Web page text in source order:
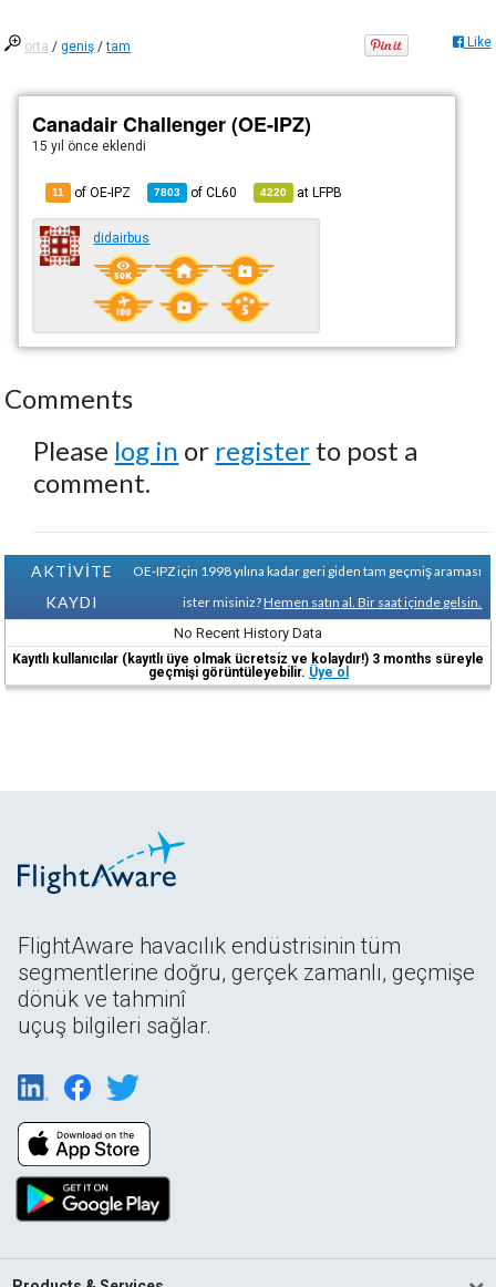
orta /geniş /tam Like
Canadair Challenger (OE-IPZ)
15 yıl önce eklendi
11 of OE-IPZ 7803 ofCL60 4220 atLFPB
didairbus
Comments
Please log in or register to post a
comment.
AKTİVİTE
KAYDI
OE-IPZ için 1998 yılına kadar geri giden tam geçmiş araması
ister misiniz?Hemen satın al. Bir saat içinde gelsin.
No Recent History Data
Kayıtlı kullanıcılar (kayıtlı üye olmak ücretsiz ve kolaydır!) 3 months süreyle
geçmişi görüntüleyebilir. Üye ol
FlightAware havacılık endüstrisinin tüm
segmentlerine doğru, gerçek zamanlı, geçmişe
dönük ve tahminî
uçuş bilgileri sağlar.